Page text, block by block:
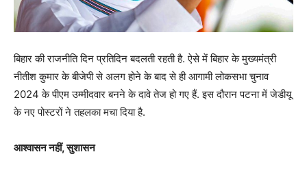
बिहार की राजनीति दिन प्रतिदिन बदलती रहती है. ऐसे में बिहार के मुख्यमंत्री
नीतीश कुमार के बीजेपी से अलग होने के बाद से ही आगामी लोकसभा चुनाव
2024 के पीएम उम्मीदवार बनने के दावे तेज हो गए हैं. इस दौरान पटना में जेडीयू
के नए पोस्टरों ने तहलका मचा दिया है.
आश्वासन नहीं,सुशासन